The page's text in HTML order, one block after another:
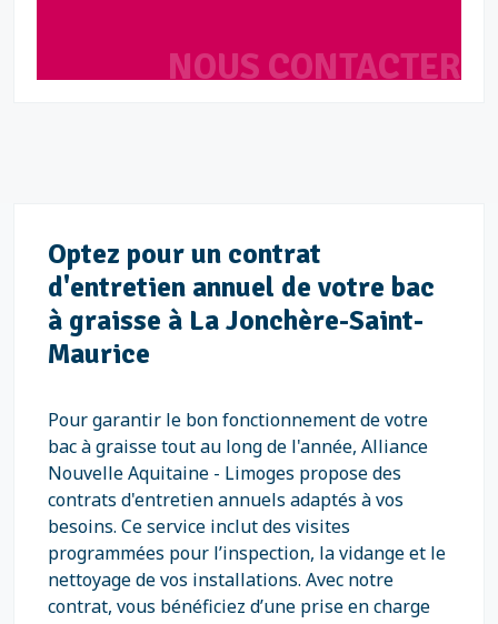
NOUS CONTACTER
Optez pour un contrat
d'entretien annuel de votre bac
à graisse à La Jonchère-Saint-
Maurice
Pour garantir le bon fonctionnement de votre
bac à graisse tout au long de l'année, Alliance
Nouvelle Aquitaine - Limoges propose des
contrats d'entretien annuels adaptés à vos
besoins. Ce service inclut des visites
programmées pour l’inspection, la vidange et le
nettoyage de vos installations. Avec notre
contrat, vous bénéficiez d’une prise en charge